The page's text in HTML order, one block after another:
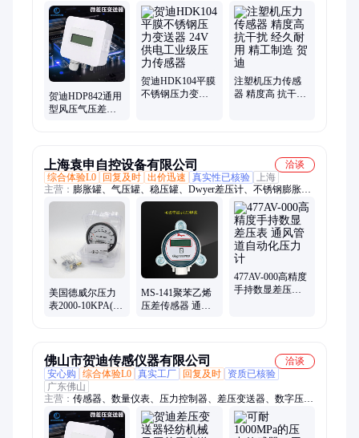
扭矩传感器、智能数显压力表、温度传感器、位移传感器、称重
传感器、扭矩传感器、流量计、防腐压力传感器、风压变送器、
液位变送器、压力变送器、倾角传感器、温度变送器、压力控制
器、高温压力传感器、无线倾角传感器、防爆压力表、防腐压力
变送器、位移变送器、静态扭矩传感器、涡轮流量计
贺迪HDP842通用
型风压气压差压
贺迪HDK104平膜
不锈钢压力变送
注塑机压力传感
器 精度高 抗干扰
上海袁申自控设备有限公司
洽谈
综合体验L0
回复及时 出价迅速 真实性已核验
上海
主营： 膨胀罐、气压罐、稳压罐、Dwyer差压计、不锈钢膨胀
罐、膨胀水箱
美国德威尔压力
表2000-10KPA(0-
MS-141聚苯乙烯
压差传感器 通风
477AV-000高精度
手持数显差压表
佛山市贺迪传感仪器有限公司
洽谈
安心购
综合体验L0 真实工厂 回复及时
资质已核验
广东佛山
主营： 传感器、数量仪表、压力控制器、差压变送器、数字压差
表、数显压力表、数显液压开关